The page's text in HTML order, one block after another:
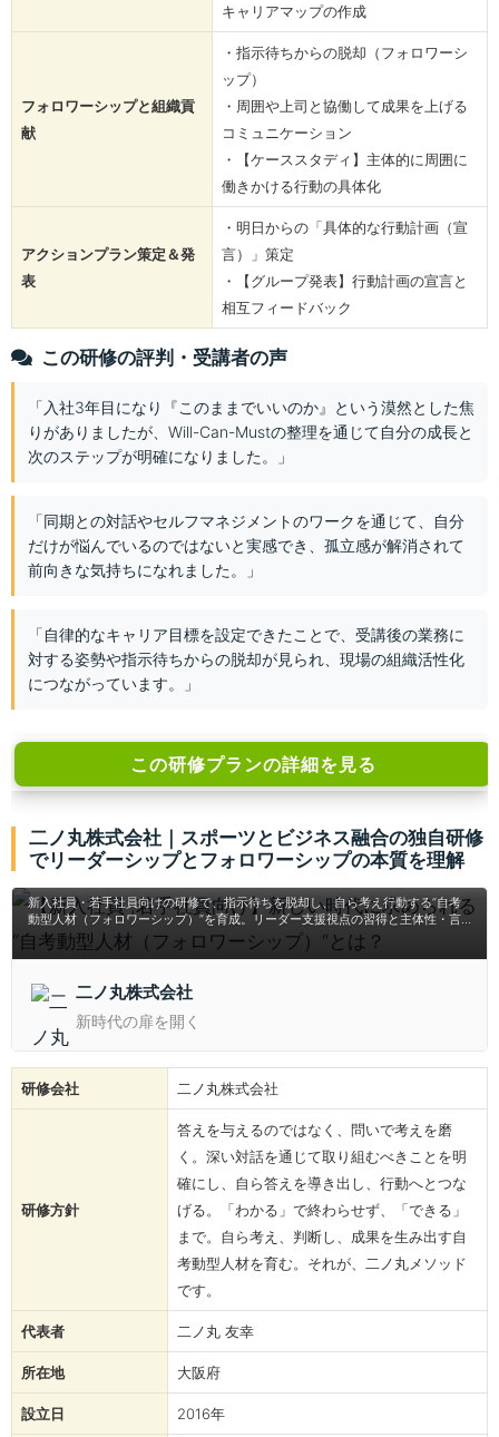
キャリアマップの作成
フォロワーシップと組織貢
献
・指示待ちからの脱却（フォロワーシ
ップ）
・周囲や上司と協働して成果を上げる
コミュニケーション
・【ケーススタディ】主体的に周囲に
働きかける行動の具体化
アクションプラン策定＆発
表
・明日からの「具体的な行動計画（宣
言）」策定
・【グループ発表】行動計画の宣言と
相互フィードバック
この研修の評判・受講者の声
「入社3年目になり『このままでいいのか』という漠然とした焦
りがありましたが、Will-Can-Mustの整理を通じて自分の成長と
次のステップが明確になりました。」
「同期との対話やセルフマネジメントのワークを通じて、自分
だけが悩んでいるのではないと実感でき、孤立感が解消されて
前向きな気持ちになれました。」
「自律的なキャリア目標を設定できたことで、受講後の業務に
対する姿勢や指示待ちからの脱却が見られ、現場の組織活性化
につながっています。」
この研修プランの詳細を見る
二ノ丸株式会社｜スポーツとビジネス融合の独自研修
でリーダーシップとフォロワーシップの本質を理解
【新入社員 ,若手社員向け】新しい時代に求められ
る “自考動型人材（フォロワーシップ）“とは？
新入社員・若手社員向けの研修で、指示待ちを脱却し、自ら考え行動する“自考
動型人材（フォロワーシップ）”を育成。リーダー支援視点の習得と主体性・言
語化力を強化し、グループワークやプレゼン型演習を通じて実践的に学び、心理
的安全性のある環境で気づきと成長を促進します。
二ノ丸株式会社
新時代の扉を開く
研修会社 二ノ丸株式会社
研修方針
答えを与えるのではなく、問いで考えを磨
く。深い対話を通じて取り組むべきことを明
確にし、自ら答えを導き出し、行動へとつな
げる。「わかる」で終わらせず、「できる」
まで。自ら考え、判断し、成果を生み出す自
考動型人材を育む。それが、二ノ丸メソッド
です。
代表者 二ノ丸 友幸
所在地 大阪府
設立日 2016年